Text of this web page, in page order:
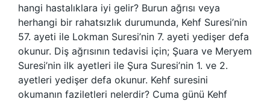
hangi hastalıklara iyi gelir? Burun ağrısı veya
herhangi bir rahatsızlık durumunda, Kehf Suresi’nin
57. ayeti ile Lokman Suresi’nin 7. ayeti yedişer defa
okunur. Diş ağrısının tedavisi için; Şuara ve Meryem
Suresi’nin ilk ayetleri ile Şura Suresi’nin 1. ve 2.
ayetleri yedişer defa okunur. Kehf suresini
okumanın faziletleri nelerdir? Cuma günü Kehf